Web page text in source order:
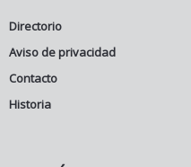
Directorio
Aviso de privacidad
Contacto
Historia